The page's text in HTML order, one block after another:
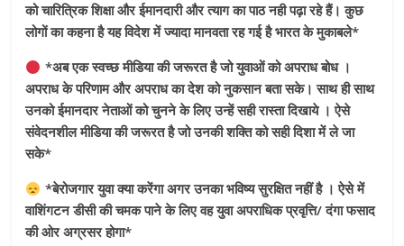
को चारित्रिक शिक्षा और ईमानदारी और त्याग का पाठ नही पढ़ा रहे हैं। कुछ
लोगों का कहना है यह विदेश में ज्यादा मानवता रह गई है भारत के मुकाबले*
*अब एक स्वच्छ मीडिया की जरूरत है जो युवाओं को अपराध बोध ।
अपराध के परिणाम और अपराध का देश को नुकसान बता सके। साथ ही साथ
उनको ईमानदार नेताओं को चुनने के लिए उन्हें सही रास्ता दिखाये । ऐसे
संवेदनशील मीडिया की जरूरत है जो उनकी शक्ति को सही दिशा में ले जा
सके*
*बेरोजगार युवा क्या करेंगा अगर उनका भविष्य सुरक्षित नहीं है । ऐसे में
वाशिंगटन डीसी की चमक पाने के लिए वह युवा अपराधिक प्रवृत्ति/ दंगा फसाद
की ओर अग्रसर होगा*